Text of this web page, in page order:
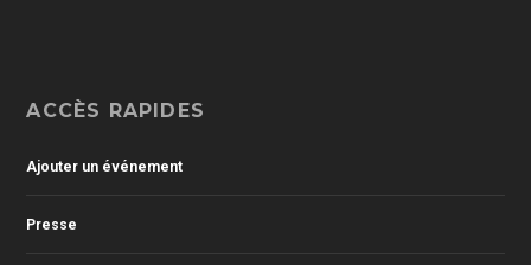
ACCÈS RAPIDES
Ajouter un événement
Presse